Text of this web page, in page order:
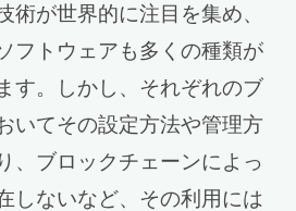
術が世界的に注目を集め、
フトウェアも多くの種類が
す。しかし、それぞれのブ
いてその設定方法や管理方
、ブロックチェーンによっ
しないなど、その利用には